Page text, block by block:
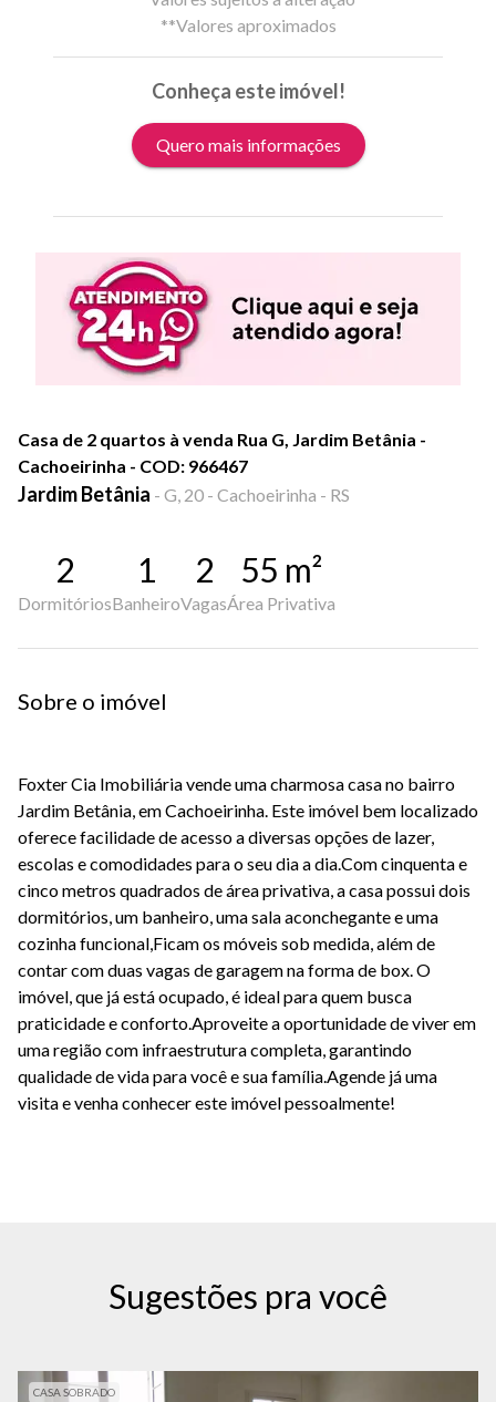
**Valores aproximados
Conheça este imóvel!
Quero mais informações
Casa de 2 quartos à venda Rua G, Jardim Betânia -
Cachoeirinha - COD: 966467
Jardim Betânia - G, 20 - Cachoeirinha - RS
2
Dormitórios
1
Banheiro
2
Vagas
55 m²
Área Privativa
Sobre o imóvel
Foxter Cia Imobiliária vende uma charmosa casa no bairro
Jardim Betânia, em Cachoeirinha. Este imóvel bem localizado
oferece facilidade de acesso a diversas opções de lazer,
escolas e comodidades para o seu dia a dia.Com cinquenta e
cinco metros quadrados de área privativa, a casa possui dois
dormitórios, um banheiro, uma sala aconchegante e uma
cozinha funcional,Ficam os móveis sob medida, além de
contar com duas vagas de garagem na forma de box. O
imóvel, que já está ocupado, é ideal para quem busca
praticidade e conforto.Aproveite a oportunidade de viver em
uma região com infraestrutura completa, garantindo
qualidade de vida para você e sua família.Agende já uma
visita e venha conhecer este imóvel pessoalmente!
Sugestões pra você
CASA SOBRADO